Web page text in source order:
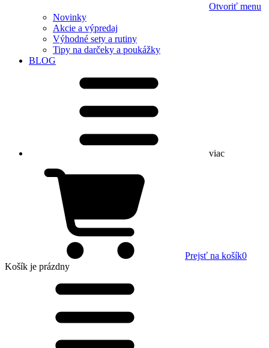
Otvoriť menu
Novinky
Akcie a výpredaj
Výhodné sety a rutiny
Tipy na darčeky a poukážky
BLOG
viac
Prejsť na košík0
Košík je prázdny